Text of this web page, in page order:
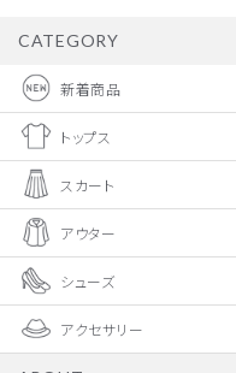
CATEGORY
新着商品
トップス
スカート
アウター
シューズ
アクセサリー